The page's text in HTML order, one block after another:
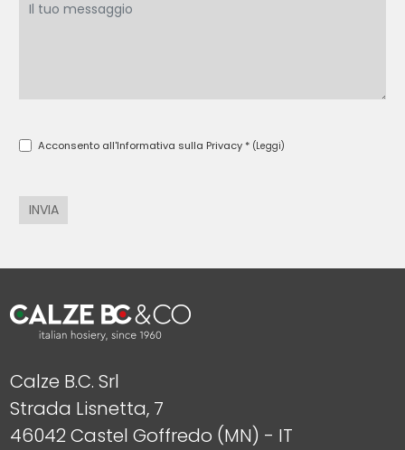
Acconsento all'Informativa sulla Privacy * (Leggi)
INVIA
Calze B.C. Srl
Strada Lisnetta, 7
46042 Castel Goffredo (MN) - ITL'indirizzo di